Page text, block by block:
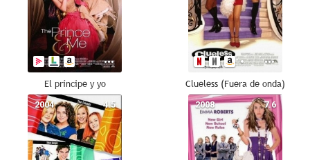
El príncipe y yo Clueless (Fuera de onda)
4.5
2004 7.6
2008